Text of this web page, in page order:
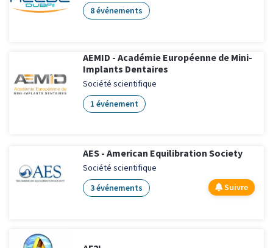
8 événements
AEMID - Académie Européenne de Mini-
Implants Dentaires
Société scientifique
1 événement
AES - American Equilibration Society
Société scientifique
3 événements
Suivre